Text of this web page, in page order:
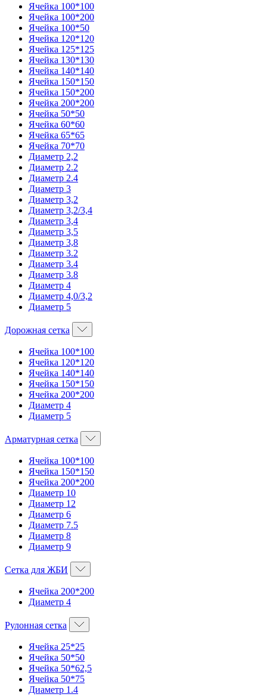
Ячейка 100*100
Ячейка 100*200
Ячейка 100*50
Ячейка 120*120
Ячейка 125*125
Ячейка 130*130
Ячейка 140*140
Ячейка 150*150
Ячейка 150*200
Ячейка 200*200
Ячейка 50*50
Ячейка 60*60
Ячейка 65*65
Ячейка 70*70
Диаметр 2,2
Диаметр 2.2
Диаметр 2.4
Диаметр 3
Диаметр 3,2
Диаметр 3,2/3,4
Диаметр 3,4
Диаметр 3,5
Диаметр 3,8
Диаметр 3.2
Диаметр 3.4
Диаметр 3.8
Диаметр 4
Диаметр 4,0/3,2
Диаметр 5
Дорожная сетка
Ячейка 100*100
Ячейка 120*120
Ячейка 140*140
Ячейка 150*150
Ячейка 200*200
Диаметр 4
Диаметр 5
Арматурная сетка
Ячейка 100*100
Ячейка 150*150
Ячейка 200*200
Диаметр 10
Диаметр 12
Диаметр 6
Диаметр 7.5
Диаметр 8
Диаметр 9
Сетка для ЖБИ
Ячейка 200*200
Диаметр 4
Рулонная сетка
Ячейка 25*25
Ячейка 50*50
Ячейка 50*62,5
Ячейка 50*75
Диаметр 1.4